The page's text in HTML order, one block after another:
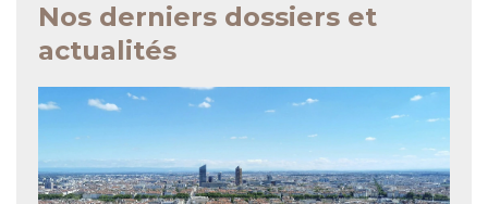
Nos derniers dossiers et
actualités